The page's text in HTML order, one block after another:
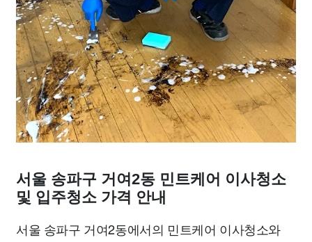
서울 송파구 거여2동 민트케어 이사청소
및 입주청소 가격 안내
서울 송파구 거여2동에서의 민트케어 이사청소와